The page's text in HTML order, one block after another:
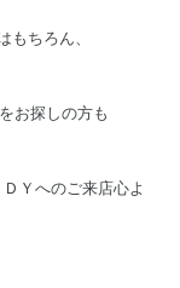
ちろん、
お探しの方も
来店心よ